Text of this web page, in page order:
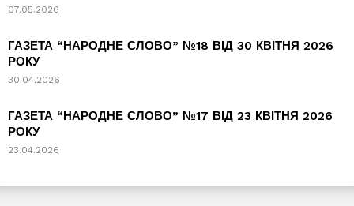
07.05.2026
ГАЗЕТА “НАРОДНЕ СЛОВО” №18 ВІД 30 КВІТНЯ 2026
РОКУ
30.04.2026
ГАЗЕТА “НАРОДНЕ СЛОВО” №17 ВІД 23 КВІТНЯ 2026
РОКУ
23.04.2026